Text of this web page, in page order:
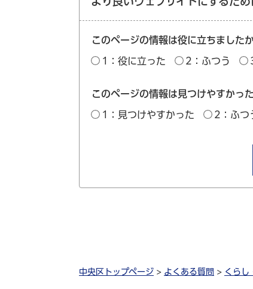
このページの情報は役に立ちました
1：役に立った 2：ふつう
このページの情報は見つけやすかっ
1：見つけやすかった 2：ふつ
中央区トップページ > よくある質問 > くらし